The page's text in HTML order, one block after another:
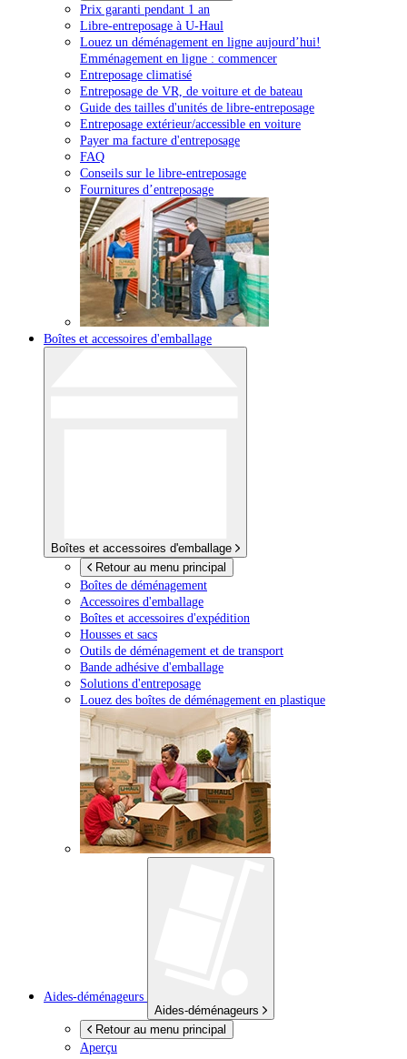
Prix garanti pendant 1 an
Libre-entreposage à U-Haul
Louez un déménagement en ligne aujourd’hui!
Emménagement en ligne : commencer
Entreposage climatisé
Entreposage de VR, de voiture et de bateau
Guide des tailles d'unités de libre-entreposage
Entreposage extérieur/accessible en voiture
Payer ma facture d'entreposage
FAQ
Conseils sur le libre-entreposage
Fournitures d’entreposage
Boîtes et accessoires d'emballage
Boîtes et accessoires d'emballage
Retour au menu principal
Boîtes de déménagement
Accessoires d'emballage
Boîtes et accessoires d'expédition
Housses et sacs
Outils de déménagement et de transport
Bande adhésive d'emballage
Solutions d'entreposage
Louez des boîtes de déménagement en plastique
Aides-déménageurs
Aides-déménageurs
Retour au menu principal
Aperçu